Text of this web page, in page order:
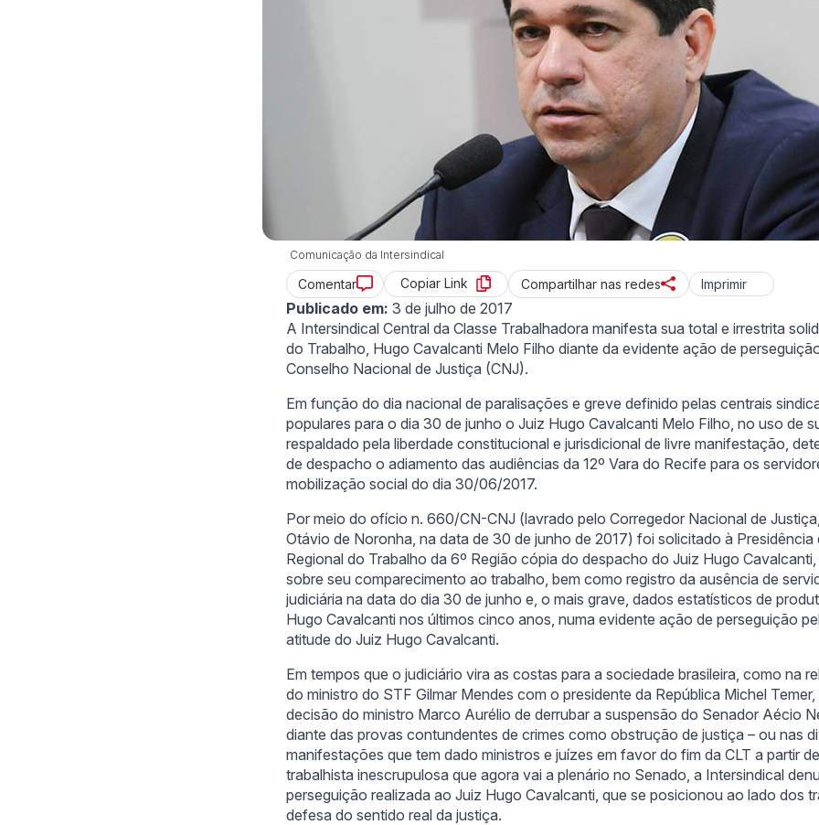
Comunicação da Intersindical
Comentar Copiar Link Compartilhar nas redes Imprimir
Publicado em: 3 de julho de 2017
A Intersindical Central da Classe Trabalhadora manifesta sua total e irrestrita
do Trabalho, Hugo Cavalcanti Melo Filho diante da evidente ação de
Conselho Nacional de Justiça (CNJ).
Em função do dia nacional de paralisações e greve definido pelas centrais
populares para o dia 30 de junho o Juiz Hugo Cavalcanti Melo Filho, no uso de
respaldado pela liberdade constitucional e jurisdicional de livre manifestação,
de despacho o adiamento das audiências da 12º Vara do Recife para os
mobilização social do dia 30/06/2017.
Por meio do ofício n. 660/CN-CNJ (lavrado pelo Corregedor Nacional de
Otávio de Noronha, na data de 30 de junho de 2017) foi solicitado à Presidência
Regional do Trabalho da 6º Região cópia do despacho do Juiz Hugo
sobre seu comparecimento ao trabalho, bem como registro da ausência de
judiciária na data do dia 30 de junho e, o mais grave, dados estatísticos de
Hugo Cavalcanti nos últimos cinco anos, numa evidente ação de perseguição
atitude do Juiz Hugo Cavalcanti.
Em tempos que o judiciário vira as costas para a sociedade brasileira, como na
do ministro do STF Gilmar Mendes com o presidente da República Michel
decisão do ministro Marco Aurélio de derrubar a suspensão do Senador Aécio
diante das provas contundentes de crimes como obstrução de justiça – ou nas
manifestações que tem dado ministros e juízes em favor do fim da CLT a partir
trabalhista inescrupulosa que agora vai a plenário no Senado, a Intersindical
perseguição realizada ao Juiz Hugo Cavalcanti, que se posicionou ao lado dos
defesa do sentido real da justiça.